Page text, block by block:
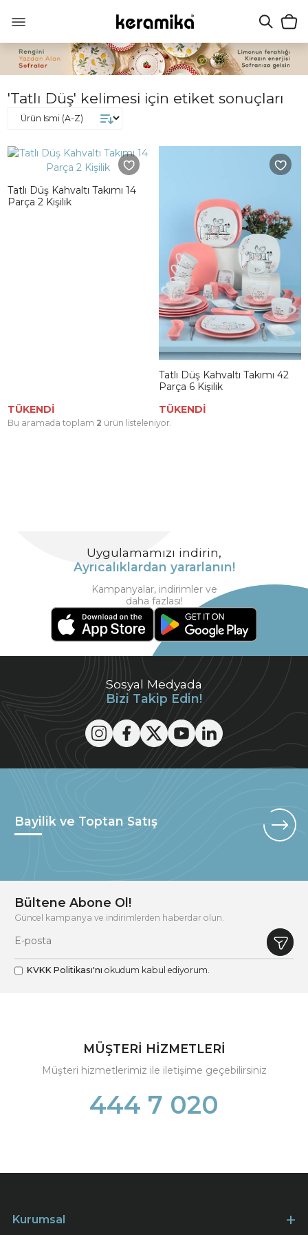
'Tatlı Düş' kelimesi için etiket sonuçları
Tatlı Düş Kahvaltı Takımı 14
Parça 2 Kişilik
TÜKENDİ
Tatlı Düş Kahvaltı Takımı 42
Parça 6 Kişilik
TÜKENDİ
Bu aramada toplam 2 ürün listeleniyor.
Sosyal Medyada
Bizi Takip Edin!
Uygulamamızı indirin,
Ayrıcalıklardan yararlanın!
Kampanyalar, indirimler ve
daha fazlası!
Bayilik ve Toptan Satış
Bültene Abone Ol!
Güncel kampanya ve indirimlerden haberdar olun.
KVKK Politikası'nı okudum kabul ediyorum.
MÜŞTERİ HİZMETLERİ
Müşteri hizmetlerimiz ile iletişime geçebilirsiniz
444 7 020
Kurumsal